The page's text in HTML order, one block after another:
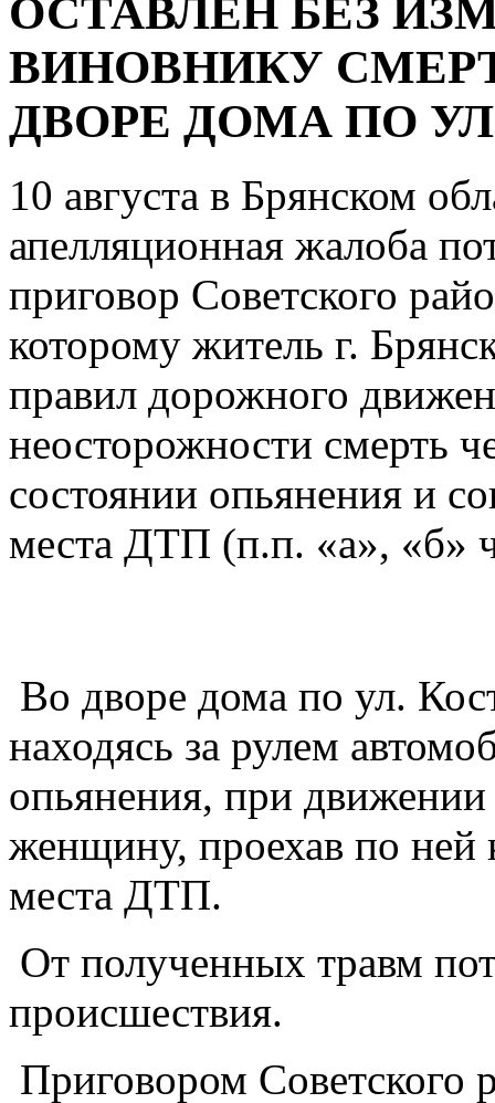
ОСТАВЛЕН БЕЗ
ВИНОВНИКУ
ДВОРЕ ДОМА ПО
10 августа в Брянском
апелляционная жалоба
приговор Советского
которому житель г.
правил дорожного
неосторожности смерть
состоянии опьянения и
места ДТП (п.п. «а», «б»
Во дворе дома по ул.
находясь за рулем
опьянения, при
женщину, проехав по ней
места ДТП.
От полученных травм
происшествия.
Приговором Советского